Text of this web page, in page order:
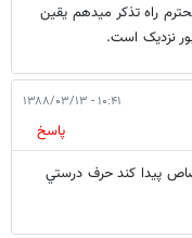
راه تذکر میدهم یقین
نزدیک است.
۱۰:۴۱ - ۱۳۸۸/۰۳/۱۳
پاسخ
پيدا كند حرف درستي